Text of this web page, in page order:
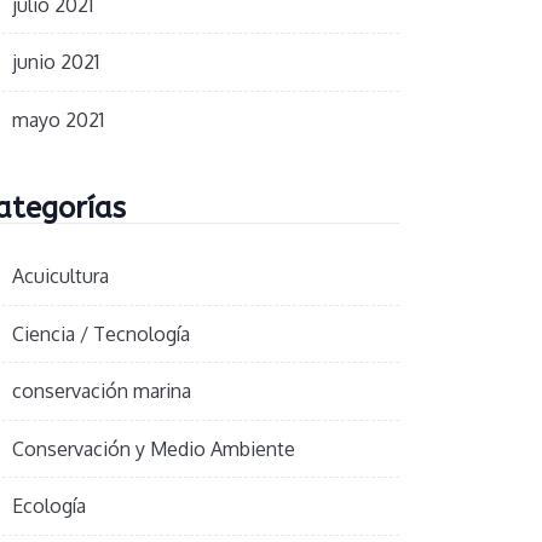
junio 2021
mayo 2021
Acuicultura
Ciencia / Tecnología
conservación marina
Conservación y Medio Ambiente
Ecología